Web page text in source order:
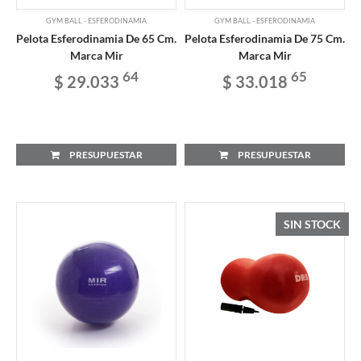
GYM BALL - ESFERODINAMIA
Pelota Esferodinamia De 65 Cm.
Marca Mir
$ 29.033 64
PRESUPUESTAR
GYM BALL - ESFERODINAMIA
Pelota Esferodinamia De 75 Cm.
Marca Mir
$ 33.018 65
PRESUPUESTAR
SIN STOCK